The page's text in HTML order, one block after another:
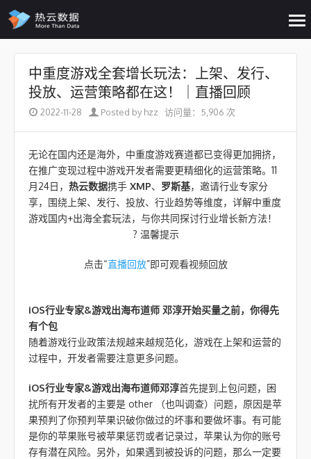
Skip to content
中重度游戏全套增长玩法：上架、发行、
投放、运营策略都在这！｜直播回顾
2022-11-28 Posted by hzz 访问量：5,906 次
无论在国内还是海外，中重度游戏赛道都已变得更加拥挤，
在推广变现过程中游戏开发者需要更精细化的运营策略。11
月24日， 热云数据携手 XMP、 罗斯基，邀请行业专家分
享，围绕上架、发行、投放、行业趋势等维度，详解中重度
游戏国内+出海全套玩法，与你共同探讨行业增长新方法！
? 温馨提示
点击“直播回放”即可观看视频回放
iOS行业专家&游戏出海布道师 邓淳开始买量之前，你得先
有个包
随着游戏行业政策法规越来越规范化，游戏在上架和运营的
过程中，开发者需要注意更多问题。
iOS行业专家&游戏出海布道师邓淳首先提到上包问题，困
扰所有开发者的主要是 other （也叫调查）问题，原因是苹
果预判了你预判苹果识破你做过的坏事和要做坏事。有可能
是你的苹果账号被苹果惩罚或者记录过，苹果认为你的账号
存有潜在风险。另外，如果遇到被投诉的问题，那么一定要